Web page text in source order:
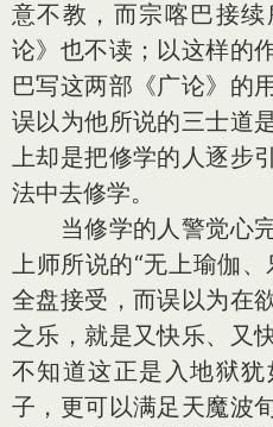
意不教，而宗喀巴接
论》也不读；以这样的
巴写这两部《广论》的
误以为他所说的三士道
上却是把修学的人逐步
法中去修学。
当修学的人警觉心完
上师所说的“无上瑜伽
全盘接受，而误以为在
之乐，就是又快乐、又
不知道这正是入地狱
子，更可以满足天魔波